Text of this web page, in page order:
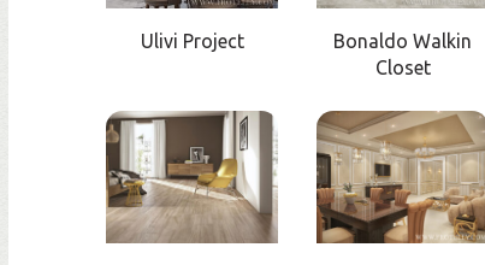
Ulivi Project
Bonaldo Walkin
Closet